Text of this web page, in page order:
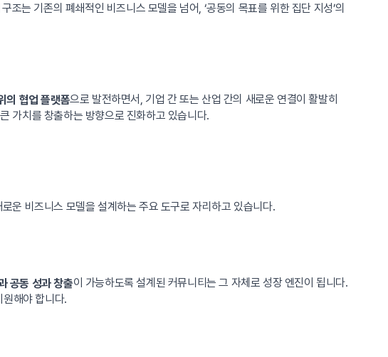
는 기존의 폐쇄적인 비즈니스 모델을 넘어, ‘공동의 목표를 위한 집단 지성’의
의 협업 플랫폼으로 발전하면서, 기업 간 또는 산업 간의 새로운 연결이 활발히
가치를 창출하는 방향으로 진화하고 있습니다.
운 비즈니스 모델을 설계하는 주요 도구로 자리하고 있습니다.
공동 성과 창출이 가능하도록 설계된 커뮤니티는 그 자체로 성장 엔진이 됩니다.
해야 합니다.